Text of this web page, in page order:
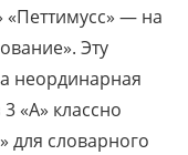
«Петтимусс» — на
Эту
неординарная
«А» классно
для словарного